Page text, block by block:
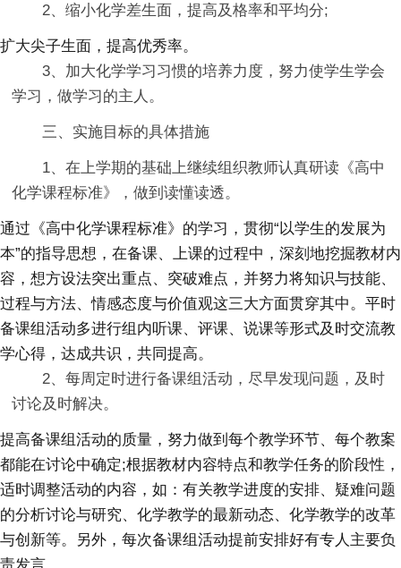
2、缩小化学差生面，提高及格率和平均分;
扩大尖子生面，提高优秀率。
3、加大化学学习习惯的培养力度，努力使学生学会
学习，做学习的主人。
三、实施目标的具体措施
1、在上学期的基础上继续组织教师认真研读《高中
化学课程标准》，做到读懂读透。
通过《高中化学课程标准》的学习，贯彻“以学生的发展为
本”的指导思想，在备课、上课的过程中，深刻地挖掘教材内
容，想方设法突出重点、突破难点，并努力将知识与技能、
过程与方法、情感态度与价值观这三大方面贯穿其中。平时
备课组活动多进行组内听课、评课、说课等形式及时交流教
学心得，达成共识，共同提高。
2、每周定时进行备课组活动，尽早发现问题，及时
讨论及时解决。
提高备课组活动的质量，努力做到每个教学环节、每个教案
都能在讨论中确定;根据教材内容特点和教学任务的阶段性，
适时调整活动的内容，如：有关教学进度的安排、疑难问题
的分析讨论与研究、化学教学的最新动态、化学教学的改革
与创新等。另外，每次备课组活动提前安排好有专人主要负